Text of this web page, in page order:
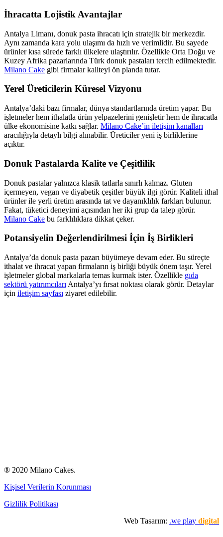
İhracatta Lojistik Avantajlar
Antalya Limanı, donuk pasta ihracatı için stratejik bir merkezdir.
Aynı zamanda kara yolu ulaşımı da hızlı ve verimlidir. Bu sayede
ürünler kısa sürede farklı ülkelere ulaştırılır. Özellikle Orta Doğu ve
Kuzey Afrika pazarlarında Türk donuk pastaları tercih edilmektedir.
Milano Cake gibi firmalar kaliteyi ön planda tutar.
Yerel Üreticilerin Küresel Vizyonu
Antalya’daki bazı firmalar, dünya standartlarında üretim yapar. Bu
işletmeler hem ithalatla ürün yelpazelerini genişletir hem de ihracatla
ülke ekonomisine katkı sağlar. Milano Cake’in iletişim kanalları
aracılığıyla detaylı bilgi alınabilir. Üreticiler yeni iş birliklerine
açıktır.
Donuk Pastalarda Kalite ve Çeşitlilik
Donuk pastalar yalnızca klasik tatlarla sınırlı kalmaz. Gluten
içermeyen, vegan ve diyabetik çeşitler büyük ilgi görür. Kaliteli ithal
ürünler ile yerli üretim arasında tat ve dayanıklılık farkları bulunur.
Fakat, tüketici deneyimi açısından her iki grup da talep görür.
Milano Cake bu farklılıklara dikkat çeker.
Potansiyelin Değerlendirilmesi İçin İş Birlikleri
Antalya’da donuk pasta pazarı büyümeye devam eder. Bu süreçte
ithalat ve ihracat yapan firmaların iş birliği büyük önem taşır. Yerel
işletmeler global markalarla temas kurmak ister. Özellikle gıda
sektörü yatırımcıları Antalya’yı fırsat noktası olarak görür. Detaylar
için iletişim sayfası ziyaret edilebilir.
® 2020 Milano Cakes.
Kişisel Verilerin Korunması
Gizlilik Politikası
Web Tasarım: .we play digital